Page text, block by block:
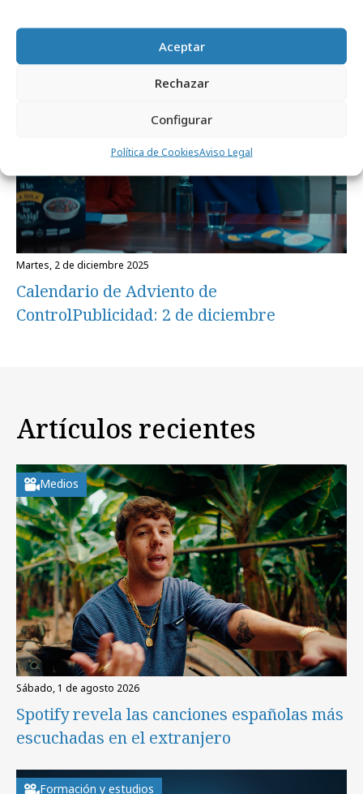
Aceptar
Rechazar
Configurar
Política de CookiesAviso Legal
vestido de La Gula del Norte
martes, 2 de diciembre 2025
Calendario de Adviento de
ControlPublicidad: 2 de diciembre
Artículos recientes
Medios
sábado, 1 de agosto 2026
Spotify revela las canciones españolas más
escuchadas en el extranjero
Formación y estudios